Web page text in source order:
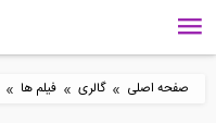
صفحه اصلی » گالری » فیلم ها »